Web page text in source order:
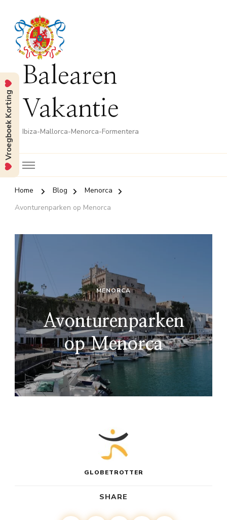
Balearen
Vakantie
Ibiza-Mallorca-Menorca-Formentera
Home Blog
Menorca
Avonturenparken op Menorca
MENORCA
Avonturenparken
op Menorca
GLOBETROTTER
SHARE
Vroegboek Korting